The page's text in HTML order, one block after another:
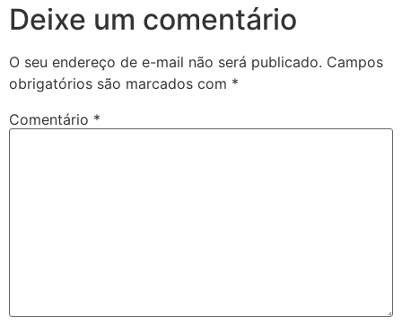
Deixe um comentário
O seu endereço de e-mail não será publicado. Campos
obrigatórios são marcados com *
Comentário *